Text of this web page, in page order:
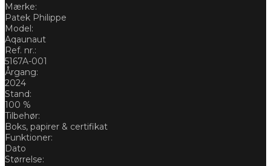
Mærke:
Patek Philippe
Model:
Aqaunaut
Ref. nr.:
5167A-001
Årgang:
2024
Stand:
100 %
Tilbehør:
Boks, papirer & certifikat
Funktioner:
Dato
Størrelse: